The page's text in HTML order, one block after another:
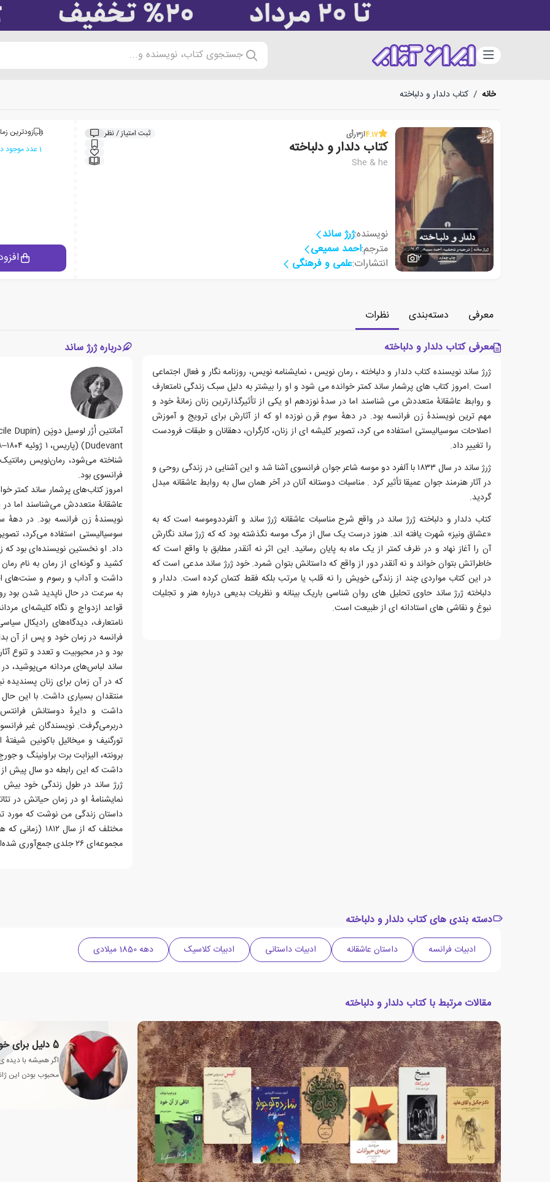
دسته‌بندی جستجوی کتاب، نویسنده و...
خانه / کتاب دلدار و دلباخته
2
4.17از3رأی ثبت امتیاز / نظر
کتاب دلدار و دلباخته
She & he
نویسنده:ژرژ ساند
مترجم:احمد سمیعی
انتشارات:علمی و فرهنگی
زودترین
1 عدد موجود در انبار ایران کتاب
معرفی دسته‌بندی
نظرات
معرفی کتاب دلدار و دلباخته
ژرژ ساند نویسنده کتاب دلدار و دلباخته ، رمان نویس ، نمایشنامه نویس، روزنامه نگار و فعال اجتماعی
است .امروز کتاب های پرشمار ساند کمتر خوانده می شود و او را بیشتر به دلیل سبک زندگی نامتعارف
و روابط عاشقانهٔ متعددش می شناسند اما در سدهٔ نوزدهم او یکی از تأثیرگذارترین زنان زمانهٔ خود و
مهم ترین نویسندهٔ زن فرانسه بود. در دههٔ سوم قرن نوزده او که از آثارش برای ترویج و آموزش
اصلاحات سوسیالیستی استفاده می کرد، تصویر کلیشه ای از زنان، کارگران، دهقانان و طبقات فرودست
را تغییر داد.
ژرژ ساند در سال ۱۸۳۳ با آلفرد دو موسه شاعر جوان فرانسوی آشنا شد و این آشنایی در زندگی روحی و
در آثار هنرمند جوان عمیقا تأثیر کرد . مناسبات دوستانه آنان در آخر همان سال به روابط عاشقانه مبدل
گردید.
کتاب دلدار و دلباخته ژرژ ساند در واقع شرح مناسبات عاشقانه ژرژ ساند و آلفرددوموسه است که به
«عشاق ونیز» شهرت یافته اند. هنوز درست یک سال از مرگ موسه نگذشته بود که که ژرژ ساند نگارش
آن را آغاز نهاد و در ظرف کمتر از یک ماه به پایان رسانید. این اثر نه آنقدر مطابق با واقع است که
خاطراتش بتوان خواند و نه آنقدر دور از واقع که داستانش بتوان شمرد. خود ژرژ ساند مدعی است که
در این کتاب مواردی چند از زندگی خویش را نه قلب یا مرتب بلکه فقط کتمان کرده است. دلدار و
دلباخته ژرژ ساند حاوی تحلیل های روان شناسی باریک بینانه و نظریات بدیعی درباره هنر و تجلیات
نبوغ و نقاشی های استادانه ای از طبیعت است.
درباره ژرژ ساند
شناخته می‌شود، رمان‌نویس
فرانسوی بود.
امروز کتاب‌های پرشمار ساند کمتر
عاشقانهٔ متعددش می‌شناسند اما در
نویسندهٔ زن فرانسه بود. در دههٔ
سوسیالیستی استفاده می‌کرد،
داد. او نخستین نویسنده‌ای بود که
کشید و گونه‌ای از رمان به نام
داشت و آداب و رسوم و سنت‌های
به سرعت در حال ناپدید شدن بود
قواعد ازدواج و نگاه کلیشه‌ای
نامتعارف، دیدگاه‌های رادیکال
فرانسه در زمان خود و پس از آن
بود و در محبوبیت و تعدد و تنوع
ساند لباس‌های مردانه می‌پوشید،
که در آن زمان برای زنان پسندیده
منتقدان بسیاری داشت. با این
داشت و دایرهٔ دوستانش فرانتس
دربرمی‌گرفت. نویسندگان غیر
تورگنیف و میخائیل باکونین
برونته، الیزابت برت براونینگ و
داشت که این رابطه دو سال پیش
نمایشنامهٔ او در زمان حیاتش در
داستان زندگی من نوشت که مورد
مختلف که از
مجموعه‌ای ۲۶ جلدی جمع‌آوری شده‌است.
دسته بندی های کتاب دلدار و دلباخته
ادبیات فرانسه داستان عاشقانه ادبیات داستانی ادبیات کلاسیک دهه 1850 میلادی
مقالات مرتبط با کتاب دلدار و دلباخته
5 دلیل برای خواندن رمان‌های عاشقانه‌‌ و تأثیر آن بر زندگی
اگر همیشه با دیده
محبوب بودن این